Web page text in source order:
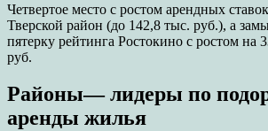
Четвертое место с ростом арендных
Тверской район (до 142,8 тыс. руб.), а
пятерку рейтинга Ростокино с ростом на
руб.
Районы— лидеры по
аренды жилья